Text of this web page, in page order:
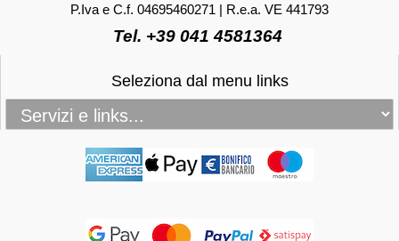
P.Iva e C.f. 04695460271 | R.e.a. VE 441793
Tel. +39 041 4581364
Seleziona dal menu links